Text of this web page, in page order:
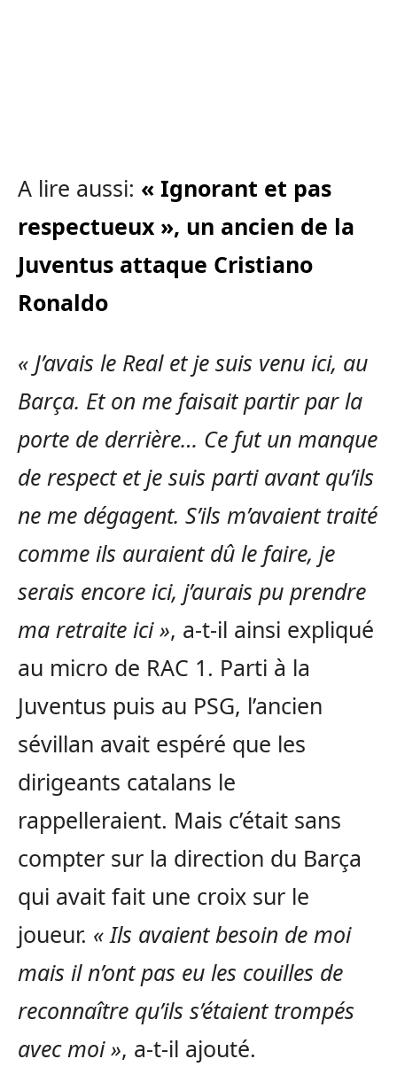
A lire aussi: « Ignorant et pas
respectueux », un ancien de la
Juventus attaque Cristiano
Ronaldo
« J’avais le Real et je suis venu ici, au
Barça. Et on me faisait partir par la
porte de derrière… Ce fut un manque
de respect et je suis parti avant qu’ils
ne me dégagent. S’ils m’avaient traité
comme ils auraient dû le faire, je
serais encore ici, j’aurais pu prendre
ma retraite ici », a-t-il ainsi expliqué
au micro de RAC 1. Parti à la
Juventus puis au PSG, l’ancien
sévillan avait espéré que les
dirigeants catalans le
rappelleraient. Mais c’était sans
compter sur la direction du Barça
qui avait fait une croix sur le
joueur. « Ils avaient besoin de moi
mais il n’ont pas eu les couilles de
reconnaître qu’ils s’étaient trompés
avec moi », a-t-il ajouté.